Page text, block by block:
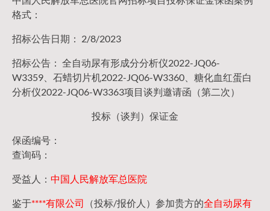
格式：
招标公告日期： 2/8/2023
招标公告： 全自动尿有形成分分析仪2022-JQ06-
W3359、石蜡切片机2022-JQ06-W3360、糖化血红蛋白
分析仪2022-JQ06-W3363项目谈判邀请函（第二次）
投标（谈判）保证金
保函编号：
查询码：
受益人： 中国人民解放军总医院
鉴于****有限公司 （投标/报价人）参加贵方的全自动尿有